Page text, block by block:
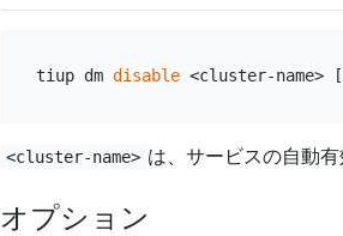
tiup dm disable
<cluster-name> は、サービスの自動
オプション